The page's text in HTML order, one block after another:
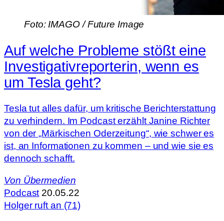
Foto: IMAGO / Future Image
Auf welche Probleme stößt eine
Investigativreporterin, wenn es
um Tesla geht?
Tesla tut alles dafür, um kritische Berichterstattung
zu verhindern. Im Podcast erzählt Janine Richter
von der „Märkischen Oderzeitung“, wie schwer es
ist, an Informationen zu kommen – und wie sie es
dennoch schafft.
Von Übermedien
Podcast 20.05.22
Holger ruft an (71)